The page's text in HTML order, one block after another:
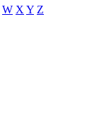
W X Y Z